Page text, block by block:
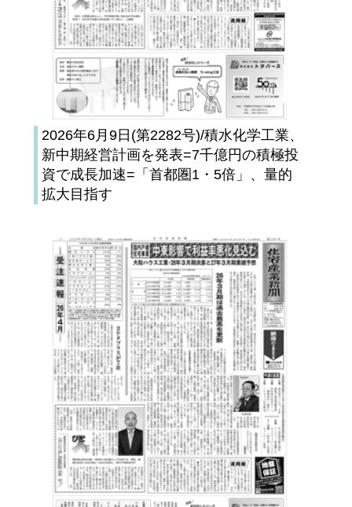
2026年6月9日(第2282号)/積水化学工業、
新中期経営計画を発表=7千億円の積極投
資で成長加速=「首都圏1・5倍」、量的
拡大目指す